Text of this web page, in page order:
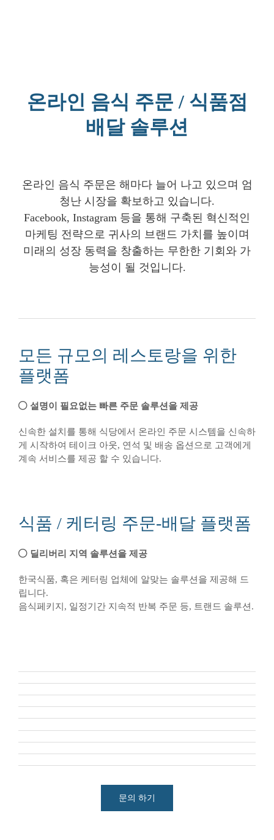
온라인 음식 주문 / 식품점
배달 솔루션
온라인 음식 주문은 해마다 늘어 나고 있으며 엄
청난 시장을 확보하고 있습니다.
Facebook, Instagram 등을 통해 구축된 혁신적인
마케팅 전략으로 귀사의 브랜드 가치를 높이며
미래의 성장 동력을 창출하는 무한한 기회와 가
능성이 될 것입니다.
모든 규모의 레스토랑을 위한
플랫폼
설명이 필요없는 빠른 주문 솔루션을 제공
신속한 설치를 통해 식당에서 온라인 주문 시스템을 신속하
게 시작하여 테이크 아웃, 연석 및 배송 옵션으로 고객에게
계속 서비스를 제공 할 수 있습니다.
식품 / 케터링 주문-배달 플랫폼
딜리버리 지역 솔루션을 제공
한국식품, 혹은 케터링 업체에 알맞는 솔루션을 제공해 드
립니다.
음식페키지, 일정기간 지속적 반복 주문 등, 트랜드 솔루션.
문의 하기